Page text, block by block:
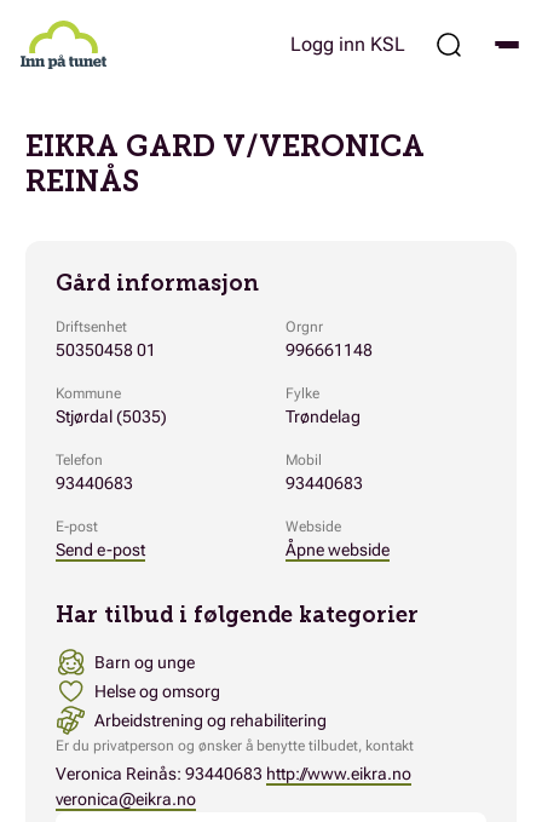
hovedinnhold
Logg inn KSL
EIKRA GARD V/VERONICA
REINÅS
Gård informasjon
Driftsenhet
50350458 01
Orgnr
996661148
Kommune
Stjørdal (5035)
Fylke
Trøndelag
Telefon
93440683
Mobil
93440683
E-post
Send e-post
Webside
Åpne webside
Har tilbud i følgende kategorier
Barn og unge
Helse og omsorg
Arbeidstrening og rehabilitering
Er du privatperson og ønsker å benytte tilbudet, kontakt
Veronica Reinås: 93440683 http://www.eikra.no
veronica@eikra.no